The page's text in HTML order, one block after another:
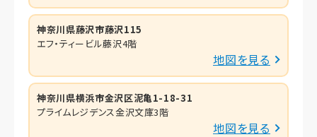
神奈川県藤沢市藤沢115
エフ・ティービル藤沢4階
地図を見る
神奈川県横浜市金沢区泥亀1-18-31
プライムレジデンス金沢文庫3階
地図を見る